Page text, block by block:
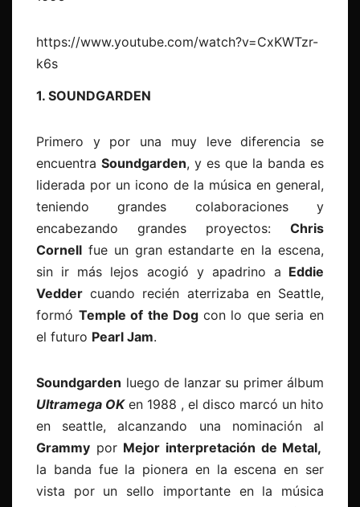
https://www.youtube.com/watch?v=CxKWTzr-
k6s
1. SOUNDGARDEN
Primero y por una muy leve diferencia se
encuentra Soundgarden, y es que la banda es
liderada por un icono de la música en general,
teniendo grandes colaboraciones y
encabezando grandes proyectos: Chris
Cornell fue un gran estandarte en la escena,
sin ir más lejos acogió y apadrino a Eddie
Vedder cuando recién aterrizaba en Seattle,
formó Temple of the Dog con lo que seria en
el futuro Pearl Jam.
Soundgarden luego de lanzar su primer álbum
Ultramega OK en 1988 , el disco marcó un hito
en seattle, alcanzando una nominación al
Grammy por Mejor interpretación de Metal,
la banda fue la pionera en la escena en ser
vista por un sello importante en la música